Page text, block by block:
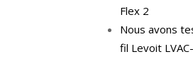
Flex 2
Nous avons
fil Levoit